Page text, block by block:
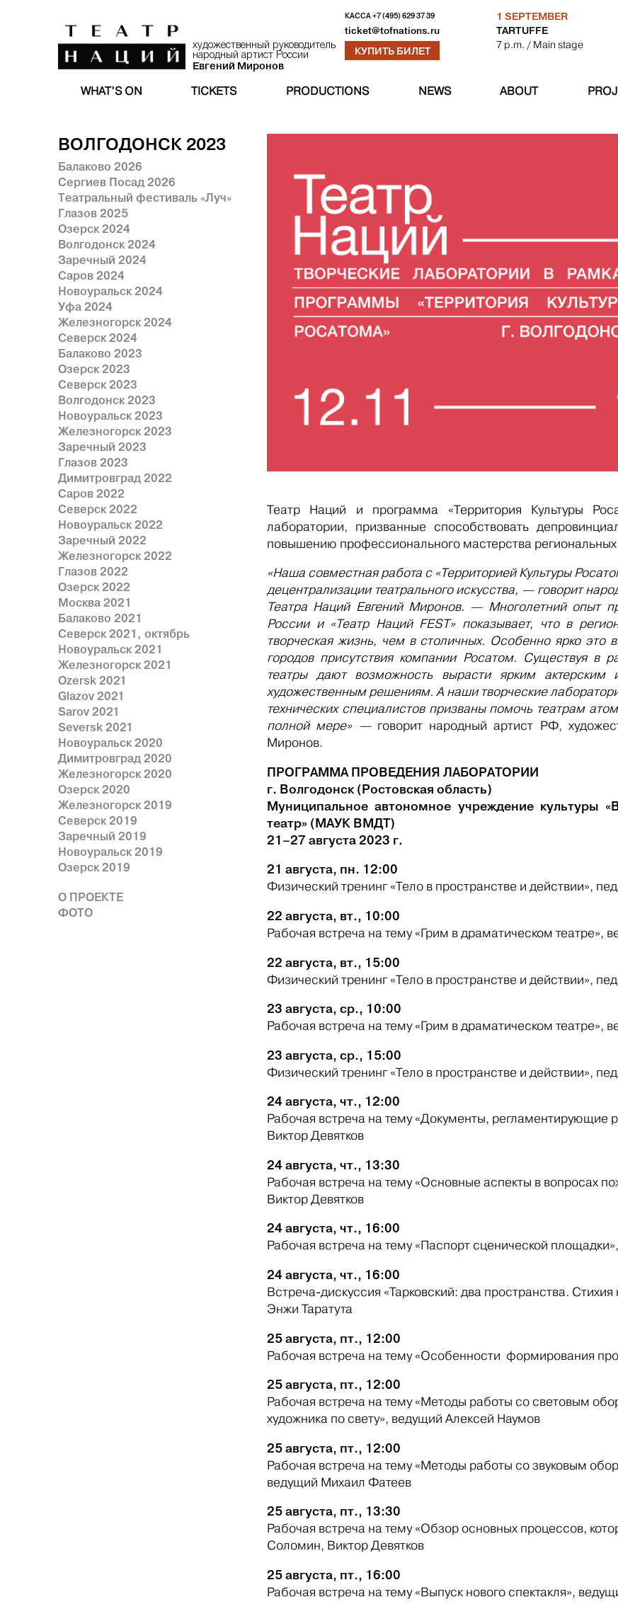
художественный руководитель
народный артист России
Евгений Миронов
КАССА+7 (495) 629 37 39
ticket@tofnations.ru
КУПИТЬ БИЛЕТ
1 SEPTEMBER
TARTUFFE
7 p.m. / Main stage
WHAT’S ON TICKETS PRODUCTIONS NEWS ABOUT
ВОЛГОДОНСК 2023
Балаково 2026
Сергиев Посад 2026
Театральный фестиваль «Луч»
Глазов 2025
Озерск 2024
Волгодонск 2024
Заречный 2024
Саров 2024
Новоуральск 2024
Уфа 2024
Железногорск 2024
Северск 2024
Балаково 2023
Озерск 2023
Северск 2023
Волгодонск 2023
Новоуральск 2023
Железногорск 2023
Заречный 2023
Глазов 2023
Димитровград 2022
Саров 2022
Северск 2022
Новоуральск 2022
Заречный 2022
Железногорск 2022
Глазов 2022
Озерск 2022
Москва 2021
Балаково 2021
Северск 2021, октябрь
Новоуральск 2021
Железногорск 2021
Ozersk 2021
Glazov 2021
Sarov 2021
Seversk 2021
Новоуральск 2020
Димитровград 2020
Железногорск 2020
Озерск 2020
Железногорск 2019
Северск 2019
Заречный 2019
Новоуральск 2019
Озерск 2019
О ПРОЕКТЕ
ФОТО
Театр Наций и программа «Территория Культуры
лаборатории, призванные способствовать
повышению профессионального мастерства региональных
«Наша совместная работа с «Территорией Культуры
децентрализации театрального искусства, — говорит
Театра Наций Евгений Миронов. — Многолетний опыт
России и «Театр Наций FEST» показывает, что в
творческая жизнь, чем в столичных. Особенно ярко это
городов присутствия компании Росатом. Существуя в
театры дают возможность вырасти ярким актерским
художественным решениям. А наши творческие
технических специалистов призваны помочь театрам
полной мере» — говорит народный артист РФ,
Миронов.
ПРОГРАММА ПРОВЕДЕНИЯ ЛАБОРАТОРИИ
г. Волгодонск (Ростовская область)
Муниципальное автономное учреждение культуры
театр» (МАУК ВМДТ)
21–27 августа 2023 г.
21 августа, пн. 12:00
Физический тренинг «Тело в пространстве и действии»,
22 августа, вт., 10:00
Рабочая встреча на тему «Грим в драматическом театре»,
22 августа, вт., 15:00
Физический тренинг «Тело в пространстве и действии»,
23 августа, ср., 10:00
Рабочая встреча на тему «Грим в драматическом театре»,
23 августа, ср., 15:00
Физический тренинг «Тело в пространстве и действии»,
24 августа, чт., 12:00
Рабочая встреча на тему «Документы, регламентирующие
Виктор Девятков
24 августа, чт., 13:30
Рабочая встреча на тему «Основные аспекты в вопросах
Виктор Девятков
24 августа, чт., 16:00
Рабочая встреча на тему «Паспорт сценической
24 августа, чт., 16:00
Встреча-дискуссия «Тарковский: два пространства.
Энжи Таратута
25 августа, пт., 12:00
Рабочая встреча на тему «Особенности формирования
25 августа, пт., 12:00
Рабочая встреча на тему «Методы работы со световым
художника по свету», ведущий Алексей Наумов
25 августа, пт., 12:00
Рабочая встреча на тему «Методы работы со звуковым
ведущий Михаил Фатеев
25 августа, пт., 13:30
Рабочая встреча на тему «Обзор основных процессов,
Соломин, Виктор Девятков
25 августа, пт., 16:00
Рабочая встреча на тему «Выпуск нового спектакля»,